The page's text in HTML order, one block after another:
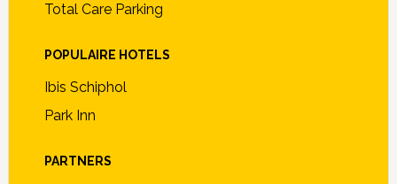
Total Care Parking
POPULAIRE HOTELS
Ibis Schiphol
Park Inn
PARTNERS